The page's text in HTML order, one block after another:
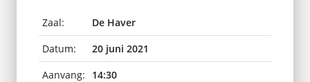
Zaal:
De Haver
Datum:
20 juni 2021
Aanvang:
14:30